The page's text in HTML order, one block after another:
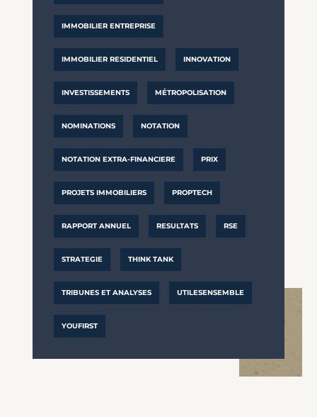
IMMOBILIER ENTREPRISE
IMMOBILIER RESIDENTIEL INNOVATION
INVESTISSEMENTS MÉTROPOLISATION
NOMINATIONS NOTATION
NOTATION EXTRA-FINANCIERE PRIX
PROJETS IMMOBILIERS PROPTECH
RAPPORT ANNUEL RESULTATS RSE
STRATEGIE THINK TANK
TRIBUNES ET ANALYSES UTILESENSEMBLE
YOUFIRST